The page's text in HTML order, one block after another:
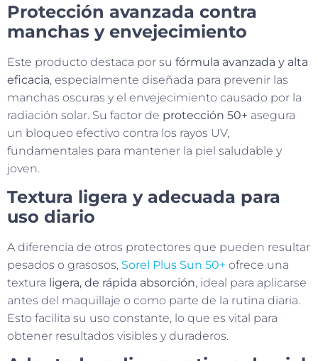
Protección avanzada contra
manchas y envejecimiento
Este producto destaca por su fórmula avanzada y alta
eficacia, especialmente diseñada para prevenir las
manchas oscuras y el envejecimiento causado por la
radiación solar. Su factor de protección 50+ asegura
un bloqueo efectivo contra los rayos UV,
fundamentales para mantener la piel saludable y
joven.
Textura ligera y adecuada para
uso diario
A diferencia de otros protectores que pueden resultar
pesados o grasosos, Sorel Plus Sun 50+ ofrece una
textura ligera, de rápida absorción, ideal para aplicarse
antes del maquillaje o como parte de la rutina diaria.
Esto facilita su uso constante, lo que es vital para
obtener resultados visibles y duraderos.